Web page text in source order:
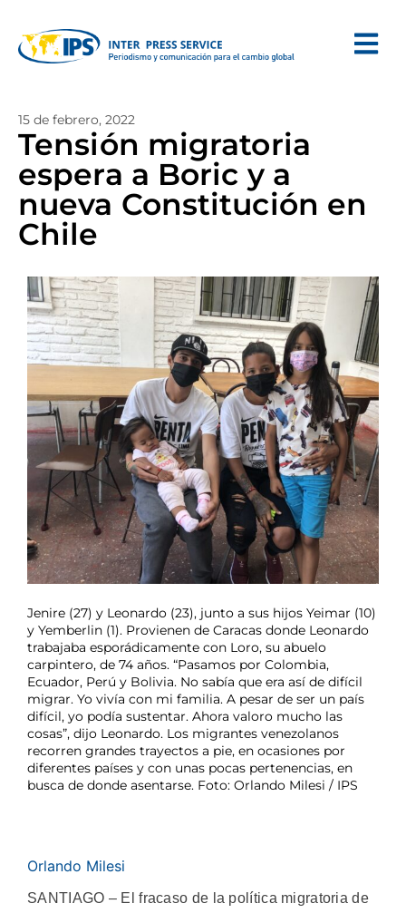
15 de febrero, 2022
Tensión migratoria
espera a Boric y a
nueva Constitución en
Chile
Jenire (27) y Leonardo (23), junto a sus hijos Yeimar (10)
y Yemberlin (1). Provienen de Caracas donde Leonardo
trabajaba esporádicamente con Loro, su abuelo
carpintero, de 74 años. “Pasamos por Colombia,
Ecuador, Perú y Bolivia. No sabía que era así de difícil
migrar. Yo vivía con mi familia. A pesar de ser un país
difícil, yo podía sustentar. Ahora valoro mucho las
cosas”, dijo Leonardo. Los migrantes venezolanos
recorren grandes trayectos a pie, en ocasiones por
diferentes países y con unas pocas pertenencias, en
busca de donde asentarse. Foto: Orlando Milesi / IPS
Orlando Milesi
SANTIAGO – El fracaso de la política migratoria de